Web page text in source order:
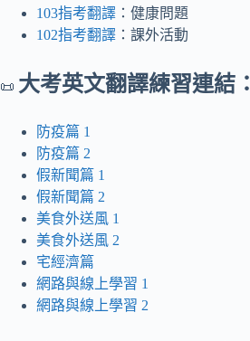
103指考翻譯 ：健康問題
102指考翻譯 ：課外活動
📜 大考英文翻譯練習連結：
防疫篇 1
防疫篇 2
假新聞篇 1
假新聞篇 2
美食外送風 1
美食外送風 2
宅經濟篇
網路與線上學習 1
網路與線上學習 2